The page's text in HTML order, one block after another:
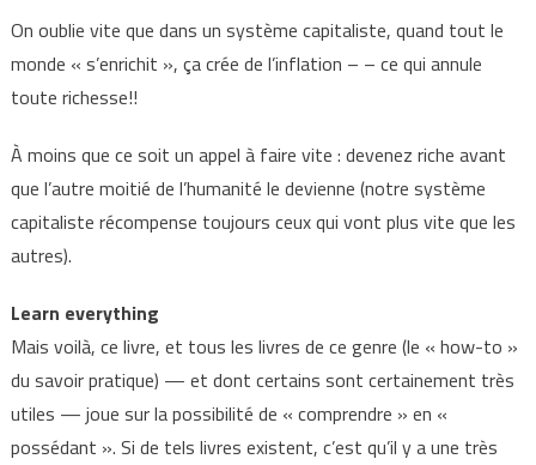
On oublie vite que dans un système capitaliste, quand tout le
monde « s’enrichit », ça crée de l’inflation – – ce qui annule
toute richesse!!
À moins que ce soit un appel à faire vite : devenez riche avant
que l’autre moitié de l’humanité le devienne (notre système
capitaliste récompense toujours ceux qui vont plus vite que les
autres).
Learn everything
Mais voilà, ce livre, et tous les livres de ce genre (le « how-to »
du savoir pratique) — et dont certains sont certainement très
utiles — joue sur la possibilité de « comprendre » en «
possédant ». Si de tels livres existent, c’est qu’il y a une très